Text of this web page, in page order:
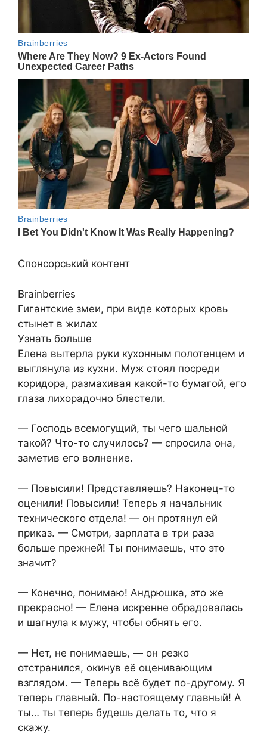
Спонсорський контент
Brainberries
Гигантские змеи, при виде которых кровь
стынет в жилах
Узнать больше
Елена вытерла руки кухонным полотенцем и
выглянула из кухни. Муж стоял посреди
коридора, размахивая какой-то бумагой, его
глаза лихорадочно блестели.
— Господь всемогущий, ты чего шальной
такой? Что-то случилось? — спросила она,
заметив его волнение.
— Повысили! Представляешь? Наконец-то
оценили! Повысили! Теперь я начальник
технического отдела! — он протянул ей
приказ. — Смотри, зарплата в три раза
больше прежней! Ты понимаешь, что это
значит?
— Конечно, понимаю! Андрюшка, это же
прекрасно! — Елена искренне обрадовалась
и шагнула к мужу, чтобы обнять его.
— Нет, не понимаешь, — он резко
отстранился, окинув её оценивающим
взглядом. — Теперь всё будет по-другому. Я
теперь главный. По-настоящему главный! А
ты… ты теперь будешь делать то, что я
скажу.